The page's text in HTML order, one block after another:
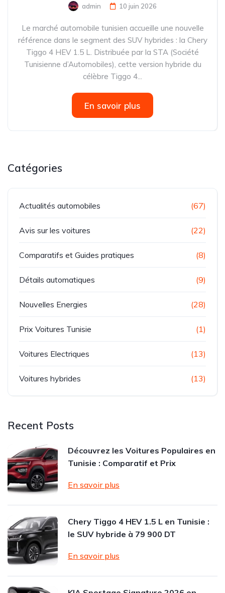
admin 10 juin 2026
Le marché automobile tunisien accueille une nouvelle
référence dans le segment des SUV hybrides : la Chery
Tiggo 4 HEV 1.5 L. Distribuée par la STA (Société
Tunisienne d’Automobiles), cette version hybride du
célèbre Tiggo 4...
En savoir plus
Catégories
Actualités automobiles (67)
Avis sur les voitures (22)
Comparatifs et Guides pratiques (8)
Détails automatiques (9)
Nouvelles Energies (28)
Prix Voitures Tunisie (1)
Voitures Electriques (13)
Voitures hybrides (13)
Recent Posts
Découvrez les Voitures Populaires en
Tunisie : Comparatif et Prix
En savoir plus
Chery Tiggo 4 HEV 1.5 L en Tunisie :
le SUV hybride à 79 900 DT
En savoir plus